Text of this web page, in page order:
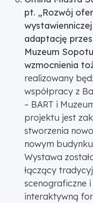
pt. „Rozwój
adaptację
Muzeum
wzmocnienia
realizowany
współpracy z
– BART i
projektu jest
stworzenia
nowym
Wystawa
łączący
scenograficzne
interaktywną